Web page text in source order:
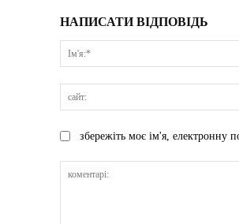
НАПИСАТИ ВІДПОВІДЬ
збережіть моє ім'я, електронну